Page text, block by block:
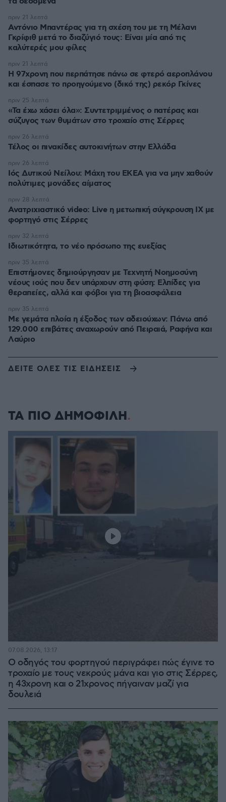
Αντόνιο Μπαντέρας για τη σχέση του με τη Μέλανι
Γκρίφιθ μετά το διαζύγιό τους: Είναι μία από τις
καλύτερές μου φίλες
πριν 21 λεπτά
Η 97χρονη που περπάτησε πάνω σε φτερό αεροπλάνου
και έσπασε το προηγούμενο (δικό της) ρεκόρ Γκίνες
πριν 21 λεπτά
«Τα έχω χάσει όλα»: Συντετριμμένος ο πατέρας και
σύζυγος των θυμάτων στο τροχαίο στις Σέρρες
πριν 25 λεπτά
Τέλος οι πινακίδες αυτοκινήτων στην Ελλάδα
πριν 26 λεπτά
Ιός Δυτικού Νείλου: Μάχη του ΕΚΕΑ για να μην χαθούν
πολύτιμες μονάδες αίματος
πριν 26 λεπτά
Ανατριχιαστικό video: Live η μετωπική σύγκρουση ΙΧ με
φορτηγό στις Σέρρες
πριν 28 λεπτά
Ιδιωτικότητα, το νέο πρόσωπο της ευεξίας
πριν 32 λεπτά
Επιστήμονες δημιούργησαν με Τεχνητή Νοημοσύνη
νέους ιούς που δεν υπάρχουν στη φύση: Ελπίδες για
θεραπείες, αλλά και φόβοι για τη βιοασφάλεια
πριν 35 λεπτά
Με γεμάτα πλοία η έξοδος των αδειούχων: Πάνω από
129.000 επιβάτες αναχωρούν από Πειραιά, Ραφήνα και
Λαύριο
πριν 35 λεπτά
ΔΕΙΤΕ ΟΛΕΣ ΤΙΣ ΕΙΔΗΣΕΙΣ
ΤΑ ΠΙΟ ΔΗΜΟΦΙΛΗ
Ο οδηγός του φορτηγού περιγράφει πώς έγινε το
τροχαίο με τους νεκρούς μάνα και γιο στις Σέρρες,
η 43χρονη και ο 21χρονος πήγαιναν μαζί για
δουλειά
07.08.2026, 13:17